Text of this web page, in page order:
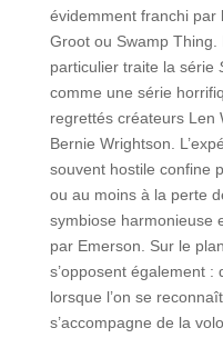
évidemment franchi par
Groot ou Swamp
particulier traite la série
comme une série
regrettés créateurs Len
Bernie Wrightson.
souvent hostile confine
ou au moins à la perte
symbiose harmonieuse
par Emerson. Sur le
s’opposent également :
lorsque l’on se
s’accompagne de la